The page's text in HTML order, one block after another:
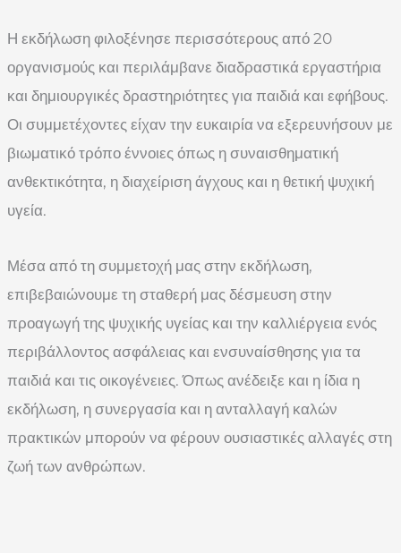
Η εκδήλωση φιλοξένησε περισσότερους από 20
οργανισμούς και περιλάμβανε διαδραστικά εργαστήρια
και δημιουργικές δραστηριότητες για παιδιά και εφήβους.
Οι συμμετέχοντες είχαν την ευκαιρία να εξερευνήσουν με
βιωματικό τρόπο έννοιες όπως η συναισθηματική
ανθεκτικότητα, η διαχείριση άγχους και η θετική ψυχική
υγεία.
Μέσα από τη συμμετοχή μας στην εκδήλωση,
επιβεβαιώνουμε τη σταθερή μας δέσμευση στην
προαγωγή της ψυχικής υγείας και την καλλιέργεια ενός
περιβάλλοντος ασφάλειας και ενσυναίσθησης για τα
παιδιά και τις οικογένειες. Όπως ανέδειξε και η ίδια η
εκδήλωση, η συνεργασία και η ανταλλαγή καλών
πρακτικών μπορούν να φέρουν ουσιαστικές αλλαγές στη
ζωή των ανθρώπων.